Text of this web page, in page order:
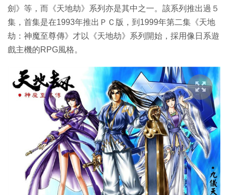
劍》等，而《天地劫》系列亦是其中之一。該系列推出過５
集，首集是在1993年推出ＰＣ版，到1999年第二集《天地
劫：神魔至尊傳》才以《天地劫》系列開始，採用像日系遊
戲主機的RPG風格。